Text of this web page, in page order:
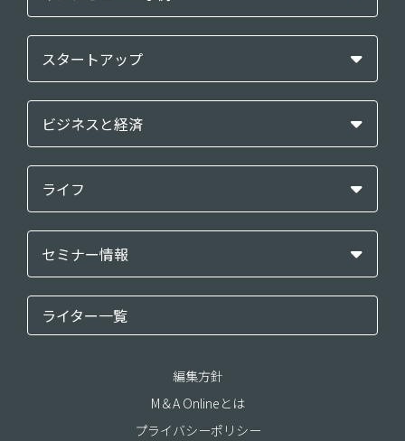
スタートアップ
ビジネスと経済
ライフ
セミナー情報
ライター一覧
編集方針
M＆A Onlineとは
プライバシーポリシー